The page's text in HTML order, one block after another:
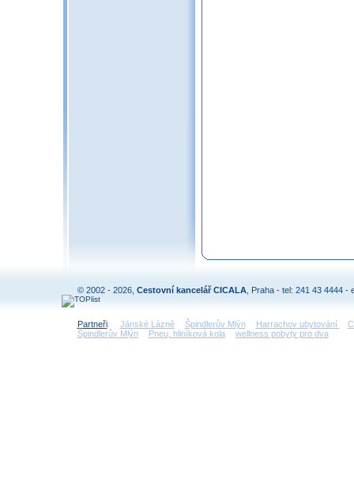
© 2002 - 2026, Cestovní kancelář CICALA , Praha - tel: 241 43 4444 -
Partneři: Jánské Lázně Špindlerův Mlýn Harrachov ubytování
Špindlerův Mlýn
Pneu, hliníková kola wellness pobyty pro dva